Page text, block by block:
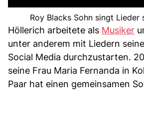
Roy Blacks Sohn singt Lieder
Höllerich arbeitete als Musiker
unter anderem mit Liedern
Social Media durchzustarten.
seine Frau Maria Fernanda in
Paar hat einen gemeinsamen